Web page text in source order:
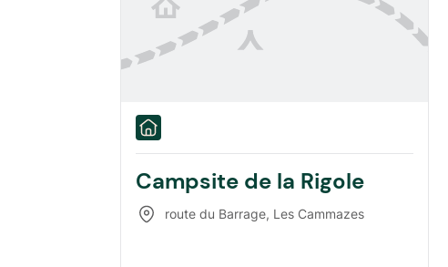
Campsite de la Rigole
route du Barrage, Les Cammazes